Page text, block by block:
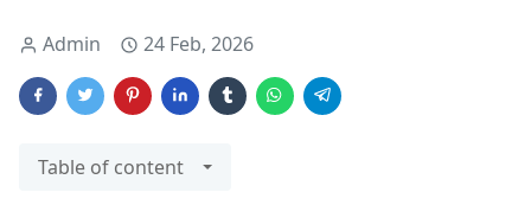
Admin 24 Feb, 2026
Table of content